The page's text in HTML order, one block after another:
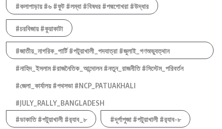
#কলাপাড়ায় #৬ #ফুট #লম্বা #বিষধর #পদ্মগোখরা #উদ্ধার
#চরবিজায় #কুয়াকাটা
#জাতীয়_নাগরিক_পার্টি #পটুয়াখালী_পদযাত্রা #জুলাই_গণঅভ্যুত্থান
#নাহিদ_ইসলাম #রাজনৈতিক_আন্দোলন #নতুন_রাজনীতি #সিস্টেম_পরিবর্তন
#জেলা_কার্যালয় #পথসভা #NCP_PATUAKHALI
#JULY_RALLY_BANGLADESH
#ডাকাতি #পটুয়াখালী #র‍্যাব_৮
#দূর্গাপুজা #পটুয়াখালী #র‍্যাব-৮